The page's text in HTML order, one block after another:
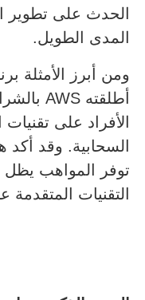
الحدث على تطوير
المدى الطويل.
الأفراد على
السحابية. وقد أكد
توفر المواهب
التقنيات